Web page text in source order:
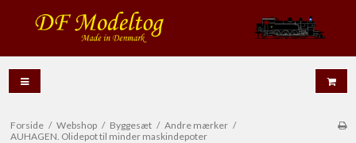
Forside / Webshop / Byggesæt / Andre mærker /
AUHAGEN. Olidepot til minder maskindepoter